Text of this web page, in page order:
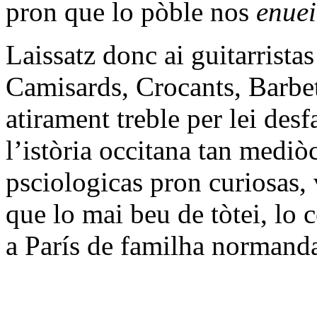
pron que lo pòble nos
Laissatz donc ai
Camisards, Crocants,
atirament treble per lei
l’istòria occitana tan
psciologicas pron
que lo mai beu de tòtei, lo
a París de familha